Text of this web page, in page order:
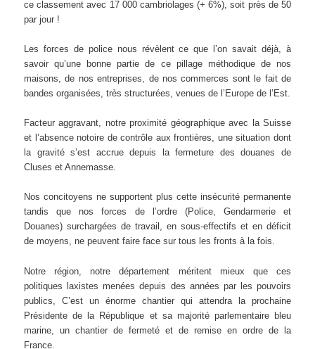
ce classement avec 17 000 cambriolages (+ 6%), soit près de 50
par jour !
Les forces de police nous révèlent ce que l’on savait déjà, à
savoir qu’une bonne partie de ce pillage méthodique de nos
maisons, de nos entreprises, de nos commerces sont le fait de
bandes organisées, très structurées, venues de l’Europe de l’Est.
Facteur aggravant, notre proximité géographique avec la Suisse
et l’absence notoire de contrôle aux frontières, une situation dont
la gravité s’est accrue depuis la fermeture des douanes de
Cluses et Annemasse.
Nos concitoyens ne supportent plus cette insécurité permanente
tandis que nos forces de l’ordre (Police, Gendarmerie et
Douanes) surchargées de travail, en sous-effectifs et en déficit
de moyens, ne peuvent faire face sur tous les fronts à la fois.
Notre région, notre département méritent mieux que ces
politiques laxistes menées depuis des années par les pouvoirs
publics, C’est un énorme chantier qui attendra la prochaine
Présidente de la République et sa majorité parlementaire bleu
marine, un chantier de fermeté et de remise en ordre de la
France.